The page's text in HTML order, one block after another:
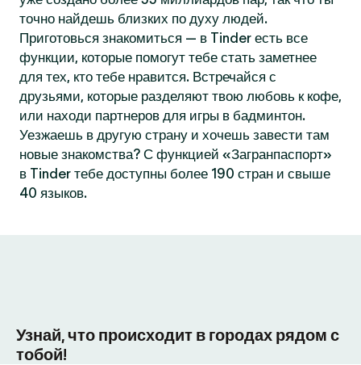
точно найдешь близких по духу людей.
Приготовься знакомиться — в Tinder есть все
функции, которые помогут тебе стать заметнее
для тех, кто тебе нравится. Встречайся с
друзьями, которые разделяют твою любовь к кофе,
или находи партнеров для игры в бадминтон.
Уезжаешь в другую страну и хочешь завести там
новые знакомства? С функцией «Загранпаспорт»
в Tinder тебе доступны более 190 стран и свыше
40 языков.
Узнай, что происходит в городах рядом с
тобой!